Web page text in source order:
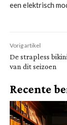
een elektrisch
Vorig artikel
De strapless
van dit seizoen
Recente